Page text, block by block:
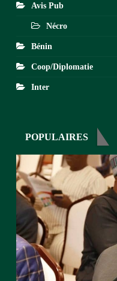
Avis Pub
Nécro
Bénin
Coop/Diplomatie
Inter
POPULAIRES